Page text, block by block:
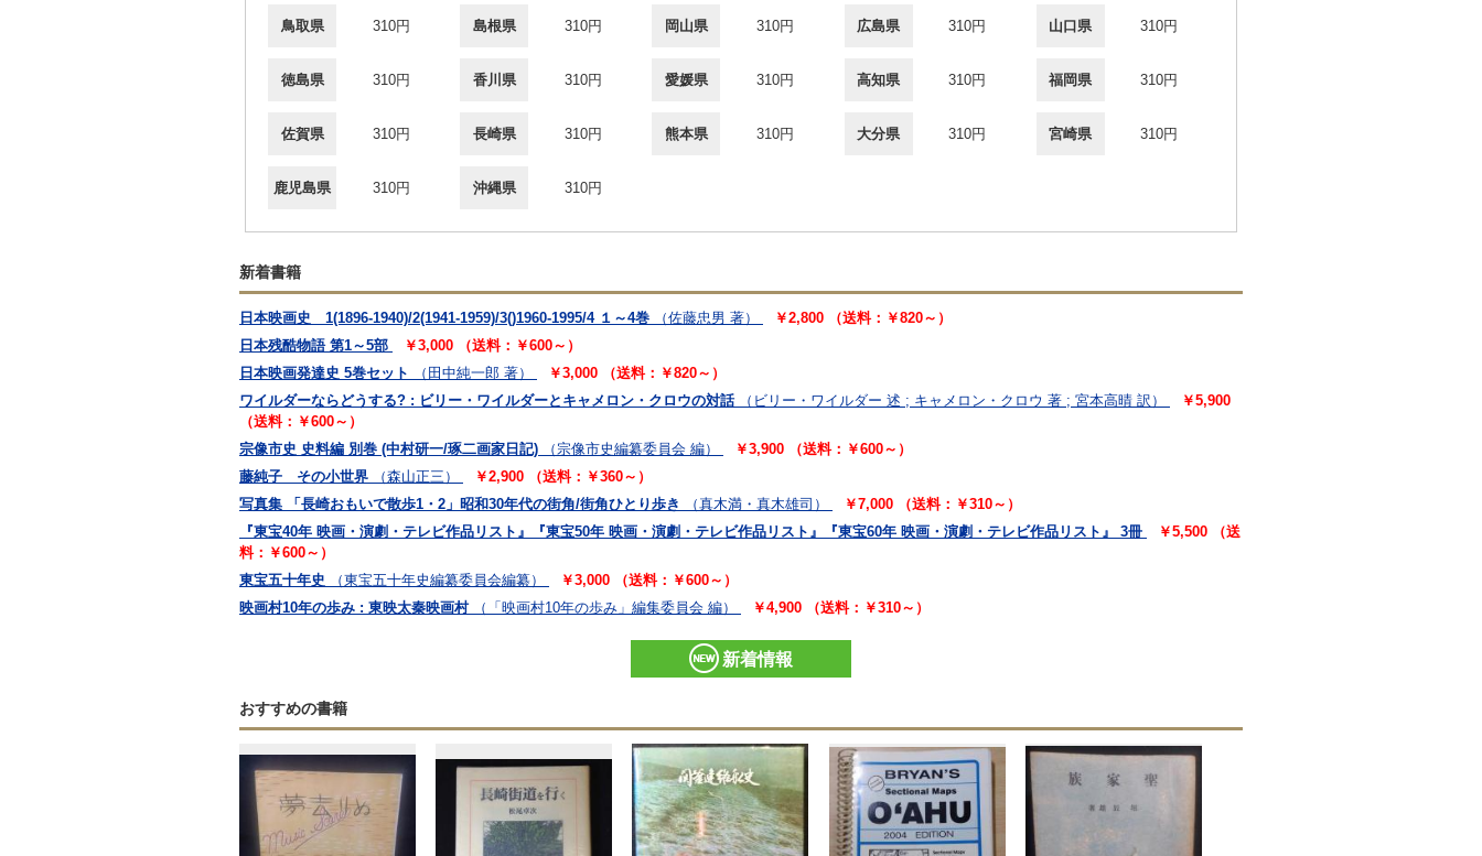
鳥取県 310円 島根県 310円 岡山県 310円 広島県 310円 山口県 310円
徳島県 310円 香川県 310円 愛媛県 310円 高知県 310円 福岡県 310円
佐賀県 310円 長崎県 310円 熊本県 310円 大分県 310円 宮崎県 310円
鹿児島県 310円 沖縄県 310円
新着書籍
日本映画史 1(1896-1940)/2(1941-1959)/3()1960-1995/4 １～4巻 （佐藤忠男 著）
￥2,800 （送料：￥820～）
日本残酷物語 第1～5部
￥3,000 （送料：￥600～）
日本映画発達史 5巻セット
（田中純一郎 著）
￥3,000 （送料：￥820～）
ワイルダーならどうする? : ビリー・ワイルダーとキャメロン・クロウの対話
（ビリー・ワイルダー 述 ; キャメロン・クロウ 著 ; 宮本高晴 訳）
￥5,900
（送料：￥600～）
宗像市史 史料編 別巻 (中村研一/琢二画家日記)
（宗像市史編纂委員会 編）
￥3,900 （送料：￥600～）
藤純子 その小世界
（森山正三）
￥2,900 （送料：￥360～）
写真集 「長崎おもいで散歩1・2」昭和30年代の街角/街角ひとり歩き
（真木満・真木雄司）
￥7,000 （送料：￥310～）
『東宝40年 映画・演劇・テレビ作品リスト』『東宝50年 映画・演劇・テレビ作品リスト』『東宝60年 映画・演劇・テレビ作品リスト』 3冊
￥5,500 （送
料：￥600～）
東宝五十年史
（東宝五十年史編纂委員会編纂）
￥3,000 （送料：￥600～）
映画村10年の歩み : 東映太秦映画村
（「映画村10年の歩み」編集委員会 編） ￥4,900 （送料：￥310～）
新着情報
おすすめの書籍